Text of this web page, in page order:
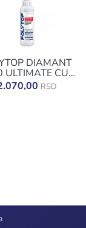
DIAMANT
ULTIMATE CUT
250MLRSD